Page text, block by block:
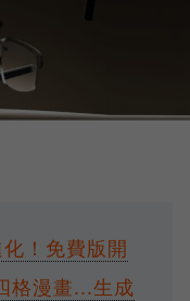
！免費版開
格漫畫...生成